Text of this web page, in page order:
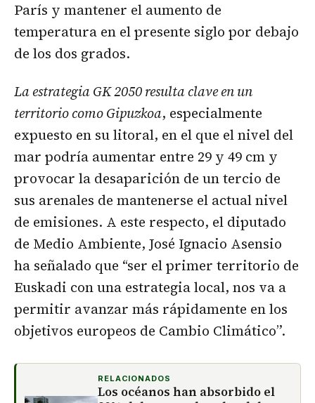
París y mantener el aumento de
temperatura en el presente siglo por debajo
de los dos grados.
La estrategia GK 2050 resulta clave en un
territorio como Gipuzkoa, especialmente
expuesto en su litoral, en el que el nivel del
mar podría aumentar entre 29 y 49 cm y
provocar la desaparición de un tercio de
sus arenales de mantenerse el actual nivel
de emisiones. A este respecto, el diputado
de Medio Ambiente, José Ignacio Asensio
ha señalado que “ser el primer territorio de
Euskadi con una estrategia local, nos va a
permitir avanzar más rápidamente en los
objetivos europeos de Cambio Climático”.
RELACIONADOS
Los océanos han absorbido el